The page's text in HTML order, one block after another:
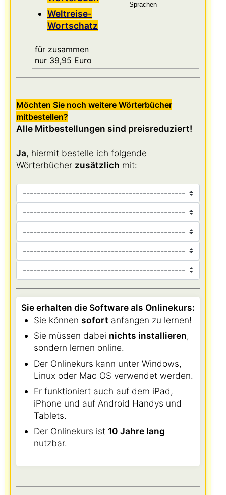
Weltreise-
Wortschatz
für zusammen
nur 39,95 Euro
Sprachen
Möchten Sie noch weitere Wörterbücher
mitbestellen?
Alle Mitbestellungen sind preisreduziert!
Ja, hiermit bestelle ich folgende
Wörterbücher zusätzlich mit:
Sie erhalten die Software als Onlinekurs:
Sie können sofort anfangen zu lernen!
Sie müssen dabei nichts installieren,
sondern lernen online.
Der Onlinekurs kann unter Windows,
Linux oder Mac OS verwendet werden.
Er funktioniert auch auf dem iPad,
iPhone und auf Android Handys und
Tablets.
Der Onlinekurs ist 10 Jahre lang
nutzbar.